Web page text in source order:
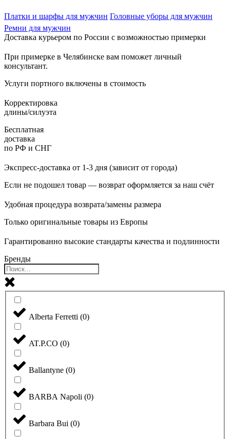
Платки и шарфы для мужчин Головные уборы для мужчин
Ремни для мужчин
Доставка курьером по России с возможностью примерки
При примерке в Челябинске вам поможет личный
консультант.
Услуги портного включены в стоимость
Корректировка
длины/силуэта
Бесплатная
доставка
по РФ и СНГ
Экспресс-доставка от 1-3 дня (зависит от города)
Если не подошел товар — возврат оформляется за наш счёт
Удобная процедура возврата/замены размера
Только оригинальные товары из Европы
Гарантированно высокие стандарты качества и подлинности
Бренды
Alberta Ferretti (0)
AT.P.CO (0)
Ballantyne (0)
BARBA Napoli (0)
Barbara Bui (0)